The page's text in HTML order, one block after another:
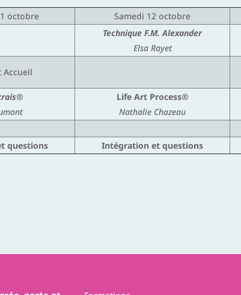
octobre Samedi 12 octobre
Technique F.M. Alexander
Elsa Rayet
Accueil
Life Art Process®
Nathalie Chazeau
questions Intégration et questions